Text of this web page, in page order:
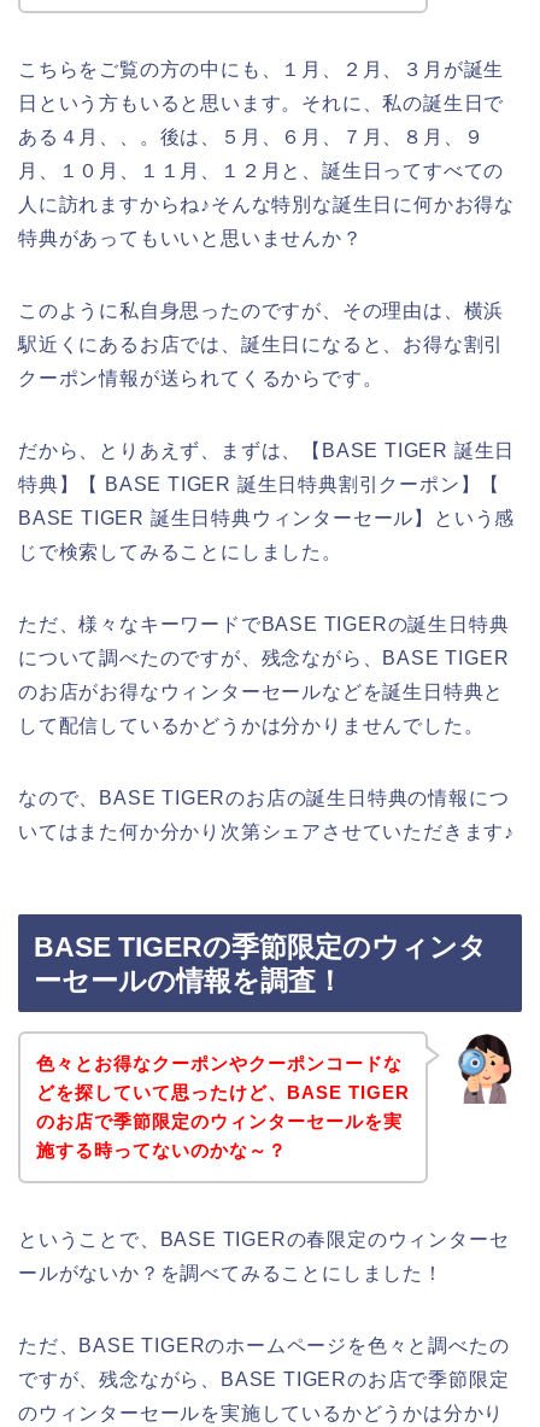
こちらをご覧の方の中にも、１月、２月、３月が誕生
日という方もいると思います。それに、私の誕生日で
ある４月、、。後は、５月、６月、７月、８月、９
月、１０月、１１月、１２月と、誕生日ってすべての
人に訪れますからね♪そんな特別な誕生日に何かお得な
特典があってもいいと思いませんか？
このように私自身思ったのですが、その理由は、横浜
駅近くにあるお店では、誕生日になると、お得な割引
クーポン情報が送られてくるからです。
だから、とりあえず、まずは、【BASE TIGER 誕生日
特典】【 BASE TIGER 誕生日特典割引クーポン】【
BASE TIGER 誕生日特典ウィンターセール】という感
じで検索してみることにしました。
ただ、様々なキーワードでBASE TIGERの誕生日特典
について調べたのですが、残念ながら、BASE TIGER
のお店がお得なウィンターセールなどを誕生日特典と
して配信しているかどうかは分かりませんでした。
なので、BASE TIGERのお店の誕生日特典の情報につ
いてはまた何か分かり次第シェアさせていただきます♪
BASE TIGERの季節限定のウィンタ
ーセールの情報を調査！
色々とお得なクーポンやクーポンコードな
どを探していて思ったけど、BASE TIGER
のお店で季節限定のウィンターセールを実
施する時ってないのかな～？
ということで、BASE TIGERの春限定のウィンターセ
ールがないか？を調べてみることにしました！
ただ、BASE TIGERのホームページを色々と調べたの
ですが、残念ながら、BASE TIGERのお店で季節限定
のウィンターセールを実施しているかどうかは分かり